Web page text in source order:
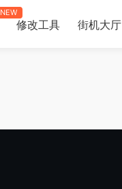
NEW
修改工具 街机大厅